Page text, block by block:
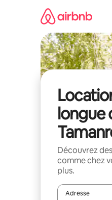
longue
Découvrez
comme chez
plus.
Adresse